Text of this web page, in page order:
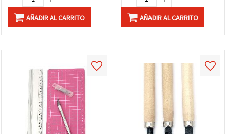
AÑADIR AL CARRITO AÑADIR AL CARRITO